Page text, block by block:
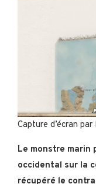
Capture d’écran par
Le monstre marin
occidental sur la
récupéré le